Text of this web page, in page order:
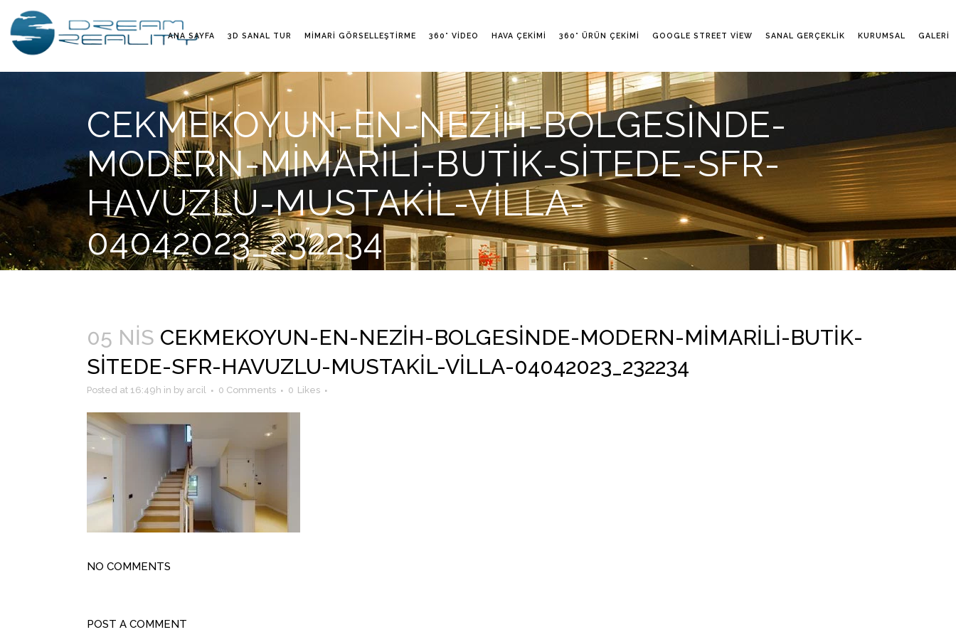
ANA SAYFA 3D SANAL TUR MIMARI GÖRSELLEŞTIRME 360° VIDEO HAVA ÇEKIMI 360° ÜRÜN ÇEKIMI GOOGLE STREET VIEW SANAL GERÇEKLIK KURUMSAL GALERI
CEKMEKOYUN-EN-NEZIH-BOLGESINDE-
MODERN-MIMARILI-BUTIK-SITEDE-SFR-
HAVUZLU-MUSTAKIL-VILLA-
04042023_232234
05 NIS CEKMEKOYUN-EN-NEZIH-BOLGESINDE-MODERN-MIMARILI-BUTIK-
SITEDE-SFR-HAVUZLU-MUSTAKIL-VILLA-04042023_232234
Posted at 16:49h in by arcil 0 Comments 0 Likes
NO COMMENTS
POST A COMMENT